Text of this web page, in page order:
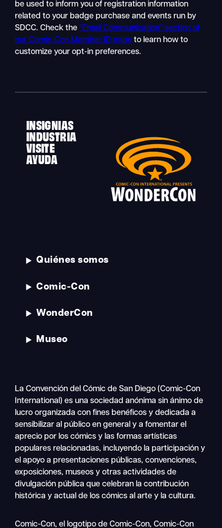
Buscar
be used to inform you of registration information
related to your badge purchase and events run by
SDCC. Check the“Email Communication” section of
our Comic-Con Member ID page to learn how to
customize your opt-in preferences.
INSIGNIAS
INDUSTRIA
VISITE
AYUDA
Quiénes somos
Comic-Con
WonderCon
Museo
La Convención del Cómic de San Diego (Comic-Con
International) es una sociedad anónima sin ánimo de
lucro organizada con fines benéficos y dedicada a
sensibilizar al público en general y a fomentar el
aprecio por los cómics y las formas artísticas
populares relacionadas, incluyendo la participación y
el apoyo a presentaciones públicas, convenciones,
exposiciones, museos y otras actividades de
divulgación pública que celebran la contribución
histórica y actual de los cómics al arte y la cultura.
Comic-Con, el logotipo de Comic-Con, Comic-Con